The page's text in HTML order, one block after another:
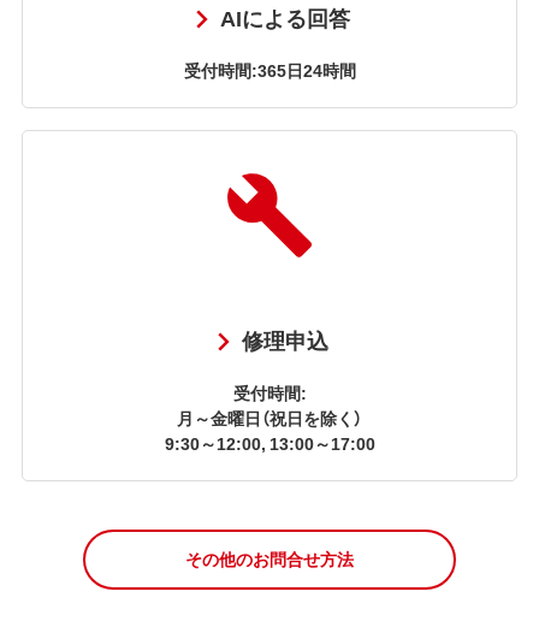
AIによる回答
受付時間:365日24時間
修理申込
受付時間:
月～金曜日（祝日を除く）
9:30～12:00, 13:00～17:00
その他のお問合せ方法